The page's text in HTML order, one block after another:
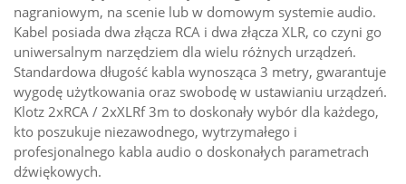
nagraniowym, na scenie lub w domowym systemie audio.
Kabel posiada dwa złącza RCA i dwa złącza XLR, co czyni go
uniwersalnym narzędziem dla wielu różnych urządzeń.
Standardowa długość kabla wynosząca 3 metry, gwarantuje
wygodę użytkowania oraz swobodę w ustawianiu urządzeń.
Klotz 2xRCA / 2xXLRf 3m to doskonały wybór dla każdego,
kto poszukuje niezawodnego, wytrzymałego i
profesjonalnego kabla audio o doskonałych parametrach
dźwiękowych.